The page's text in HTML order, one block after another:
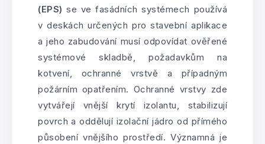
(EPS) se ve fasádních systémech používá
v deskách určených pro stavební aplikace
a jeho zabudování musí odpovídat ověřené
systémové skladbě, požadavkům na
kotvení, ochranné vrstvě a případným
požárním opatřením. Ochranné vrstvy zde
vytvářejí vnější krytí izolantu, stabilizují
povrch a oddělují izolační jádro od přímého
působení vnějšího prostředí. Významná je